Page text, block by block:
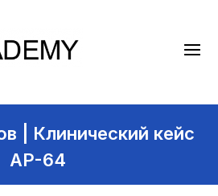
| Клинический кейс
AP-64